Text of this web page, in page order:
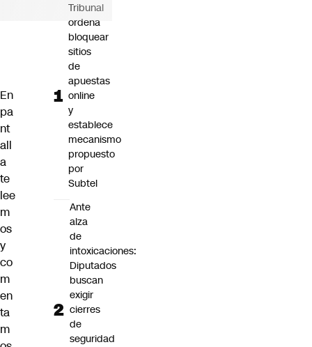
En
pa
nt
all
a
te
lee
m
os
y
co
m
en
ta
m
Tribunal
ordena
bloquear
sitios
de
apuestas
online
y
establece
mecanismo
propuesto
por
Subtel
Ante
alza
de
intoxicaciones:
Diputados
buscan
exigir
cierres
de
seguridad